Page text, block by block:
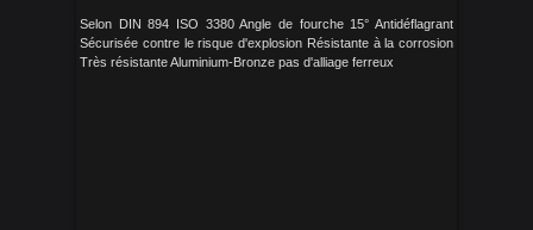
Selon DIN 894 ISO 3380 Angle de fourche 15° Antidéflagrant
Sécurisée contre le risque d'explosion Résistante à la corrosion
Très résistante Aluminium-Bronze pas d'alliage ferreux